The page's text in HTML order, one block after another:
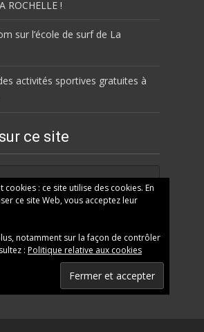
ROCHELLE !
sur l’école de surf de La
activités sportives gratuites à
ce site
cookies : ce site utilise des cookies. En
ce site Web, vous acceptez leur
notamment sur la façon de contrôler
: Politique relative aux cookies